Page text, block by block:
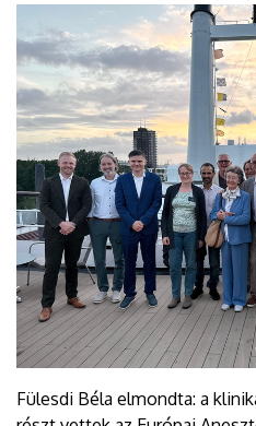
Fülesdi Béla elmondta: a